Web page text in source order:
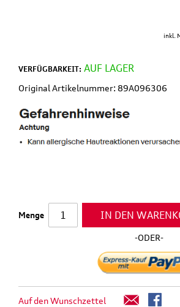
inkl.
VERFÜGBARKEIT: AUF LAGER
Original Artikelnummer: 89A096306
Menge IN DEN
-ODER-
Auf den Wunschzettel